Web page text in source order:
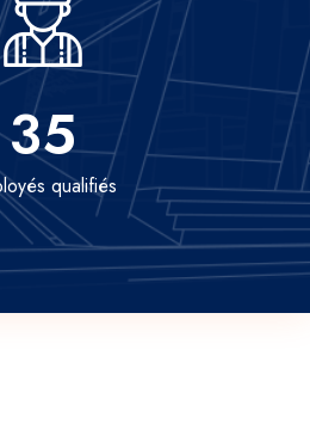
35
qualifiés